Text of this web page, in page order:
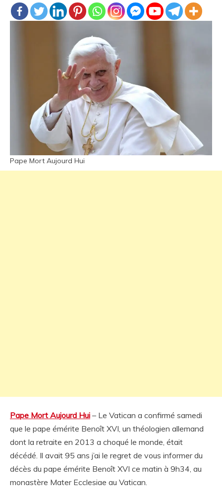
Pape Mort Aujourd Hui
Pape Mort Aujourd Hui – Le Vatican a confirmé samedi
que le pape émérite Benoît XVI, un théologien allemand
dont la retraite en 2013 a choqué le monde, était
décédé. Il avait 95 ans j’ai le regret de vous informer du
décès du pape émérite Benoît XVI ce matin à 9h34, au
monastère Mater Ecclesiae au Vatican.